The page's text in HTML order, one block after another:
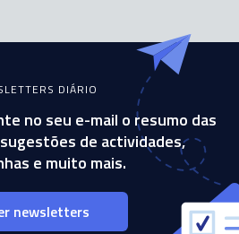
DIÁRIO
no seu e-mail o resumo das
de actividades,
e muito mais.
newsletters